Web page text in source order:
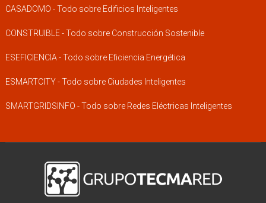
CASADOMO - Todo sobre Edificios Inteligentes
CONSTRUIBLE - Todo sobre Construcción Sostenible
ESEFICIENCIA - Todo sobre Eficiencia Energética
ESMARTCITY - Todo sobre Ciudades Inteligentes
SMARTGRIDSINFO - Todo sobre Redes Eléctricas Inteligentes